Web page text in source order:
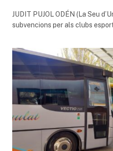
JUDIT PUJOL ODÉN (La Seu
subvencions per als clubs